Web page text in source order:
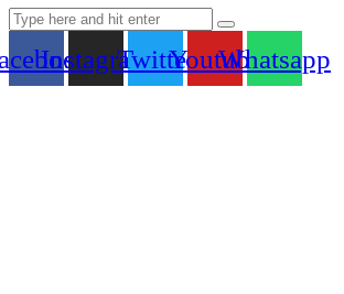
InstagramTwitterYoutubeWhatsapp